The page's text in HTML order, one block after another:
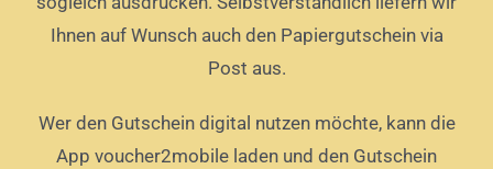
Ihnen auf Wunsch auch den Papiergutschein via
Post aus.
Wer den Gutschein digital nutzen möchte, kann die
App voucher2mobile laden und den Gutschein